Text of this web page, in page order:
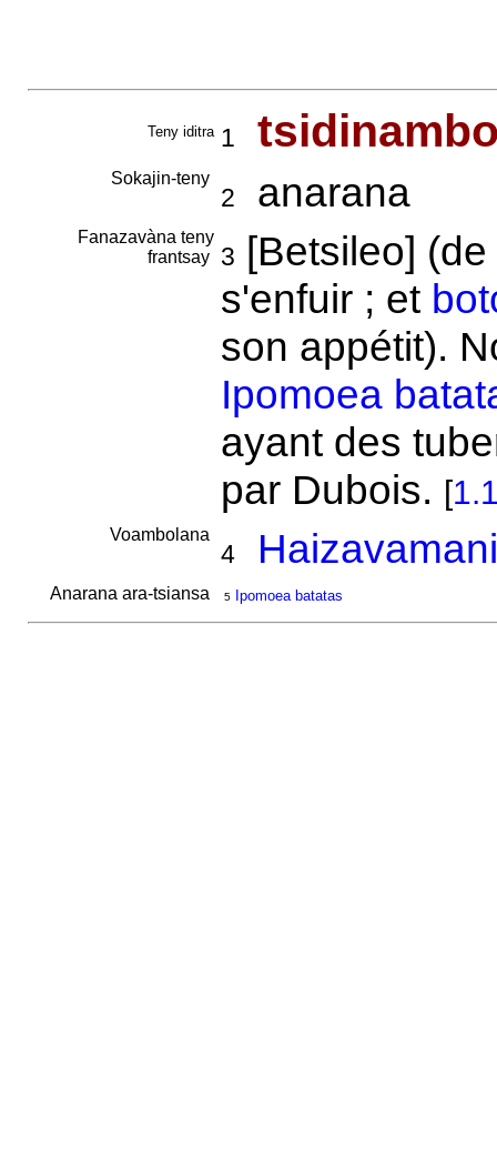
Teny iditra 1
Sokajin-teny
2 anarana
Fanazavàna teny
frantsay
3 [Betsileo]
s'enfuir ; et
son appétit).
Ipomoea
ayant des
par Dubois. [
Voambolana
4
Anarana ara-tsiansa 5 Ipomoea batatas